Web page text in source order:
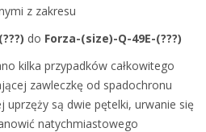
z zakresu
do Forza-(size)-Q-49E-(???)
kilka przypadków całkowitego
zawleczkę od spadochronu
uprzęży są dwie pętelki, urwanie się
natychmiastowego